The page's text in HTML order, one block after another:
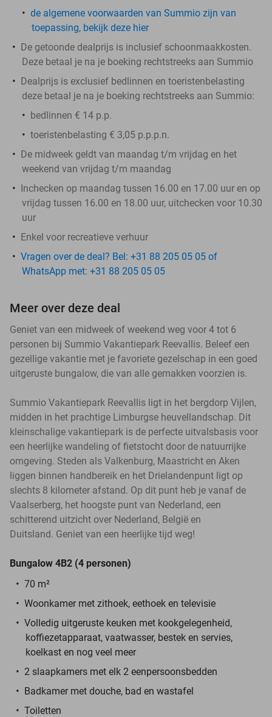
de algemene voorwaarden van Summio zijn van
toepassing, bekijk deze hier
De getoonde dealprijs is inclusief schoonmaakkosten.
Deze betaal je na je boeking rechtstreeks aan Summio
Dealprijs is exclusief bedlinnen en toeristenbelasting
deze betaal je na je boeking rechtstreeks aan Summio:
bedlinnen € 14 p.p.
toeristenbelasting € 3,05 p.p.p.n.
De midweek geldt van maandag t/m vrijdag en het
weekend van vrijdag t/m maandag
Inchecken op maandag tussen 16.00 en 17.00 uur en op
vrijdag tussen 16.00 en 18.00 uur, uitchecken voor 10.30
uur
Enkel voor recreatieve verhuur
Vragen over de deal? Bel: +31 88 205 05 05 of
WhatsApp met: +31 88 205 05 05
Meer over deze deal
Geniet van een midweek of weekend weg voor 4 tot 6
personen bij Summio Vakantiepark Reevallis. Beleef een
gezellige vakantie met je favoriete gezelschap in een goed
uitgeruste bungalow, die van alle gemakken voorzien is.
Summio Vakantiepark Reevallis ligt in het bergdorp Vijlen,
midden in het prachtige Limburgse heuvellandschap. Dit
kleinschalige vakantiepark is de perfecte uitvalsbasis voor
een heerlijke wandeling of fietstocht door de natuurrijke
omgeving. Steden als Valkenburg, Maastricht en Aken
liggen binnen handbereik en het Drielandenpunt ligt op
slechts 8 kilometer afstand. Op dit punt heb je vanaf de
Vaalserberg, het hoogste punt van Nederland, een
schitterend uitzicht over Nederland, België en
Duitsland. Geniet van een heerlijke tijd weg!
Bungalow 4B2 (4 personen)
70 m²
Woonkamer met zithoek, eethoek en televisie
Volledig uitgeruste keuken met kookgelegenheid,
koffiezetapparaat, vaatwasser, bestek en servies,
koelkast en nog veel meer
2 slaapkamers met elk 2 eenpersoonsbedden
Badkamer met douche, bad en wastafel
Toiletten